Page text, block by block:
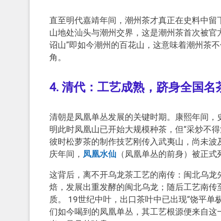
直至明代嘉靖年间，潮州茶才真正在史料中
山地处汕头与潮州交界，这是潮州茶首次被官
诏山”即如今潮州的百花山，这意味着潮州茶
角。
4. 清代：工艺成熟，跻身全国名
清朝是凤凰单丛发展的关键时期。康熙年间
明此时凤凰山已开始大规模种茶，但“采炒不
彼时松萝茶的制作技艺刚传入武夷山，尚未
庆年间， 凤凰水仙 （凤凰单丛的前身）被正
这背后，离不开乌龙茶工艺的南传：闽北乌
焙，发展出重发酵的闽北乌龙；随后工艺南
质。 19世纪中叶，出口茶叶中已出现“饶平
们如今喝到的凤凰单丛，其工艺根源便来自